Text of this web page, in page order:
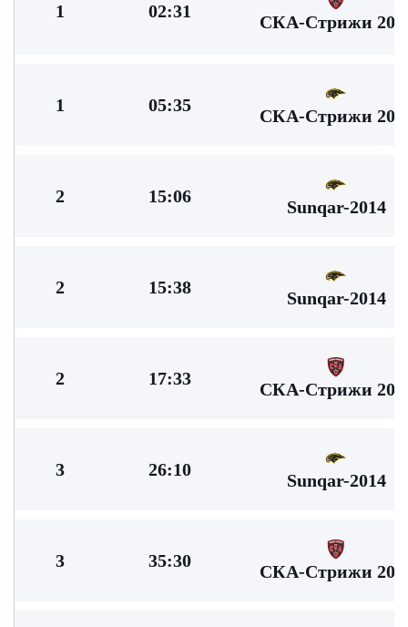
1 02:31
СКА-Стрижи
1 05:35
СКА-Стрижи
2 15:06
Sunqar-2014
2 15:38
Sunqar-2014
2 17:33
СКА-Стрижи
3 26:10
Sunqar-2014
3 35:30
СКА-Стрижи